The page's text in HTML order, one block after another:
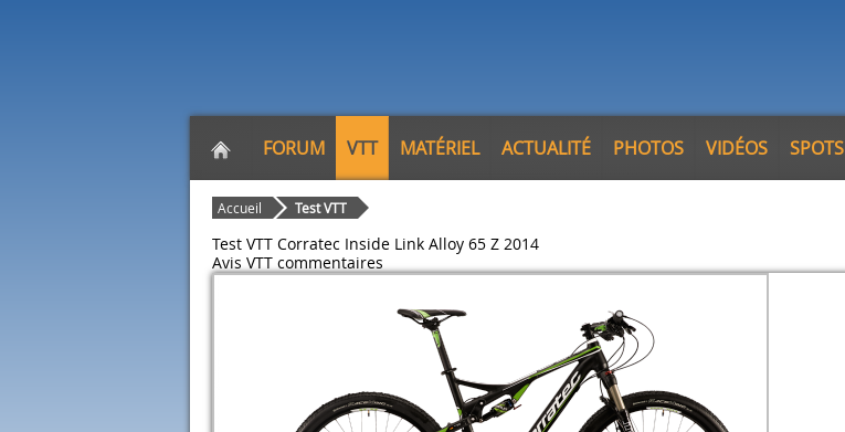
FORUM VTT MATÉRIEL ACTUALITÉ PHOTOS VIDÉOS SPOTS
Accueil Test VTT
Test VTT Corratec Inside Link Alloy 65 Z 2014
Avis VTT commentaires